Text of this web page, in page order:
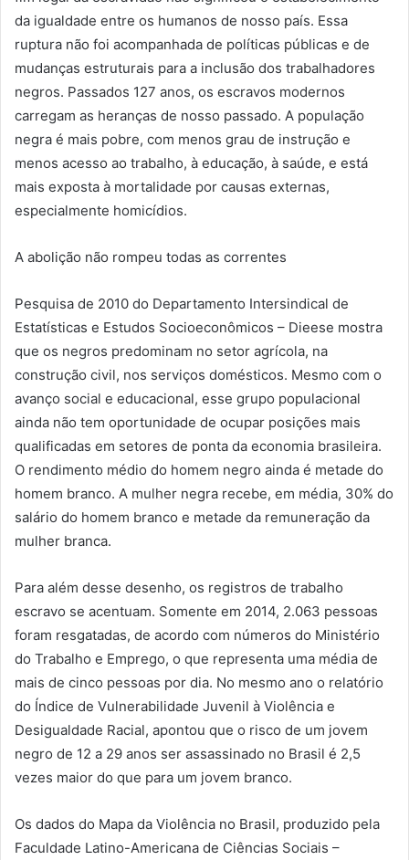
da igualdade entre os humanos de nosso país. Essa
ruptura não foi acompanhada de políticas públicas e de
mudanças estruturais para a inclusão dos trabalhadores
negros. Passados 127 anos, os escravos modernos
carregam as heranças de nosso passado. A população
negra é mais pobre, com menos grau de instrução e
menos acesso ao trabalho, à educação, à saúde, e está
mais exposta à mortalidade por causas externas,
especialmente homicídios.
A abolição não rompeu todas as correntes
Pesquisa de 2010 do Departamento Intersindical de
Estatísticas e Estudos Socioeconômicos – Dieese mostra
que os negros predominam no setor agrícola, na
construção civil, nos serviços domésticos. Mesmo com o
avanço social e educacional, esse grupo populacional
ainda não tem oportunidade de ocupar posições mais
qualificadas em setores de ponta da economia brasileira.
O rendimento médio do homem negro ainda é metade do
homem branco. A mulher negra recebe, em média, 30% do
salário do homem branco e metade da remuneração da
mulher branca.
Para além desse desenho, os registros de trabalho
escravo se acentuam. Somente em 2014, 2.063 pessoas
foram resgatadas, de acordo com números do Ministério
do Trabalho e Emprego, o que representa uma média de
mais de cinco pessoas por dia. No mesmo ano o relatório
do Índice de Vulnerabilidade Juvenil à Violência e
Desigualdade Racial, apontou que o risco de um jovem
negro de 12 a 29 anos ser assassinado no Brasil é 2,5
vezes maior do que para um jovem branco.
Os dados do Mapa da Violência no Brasil, produzido pela
Faculdade Latino-Americana de Ciências Sociais –